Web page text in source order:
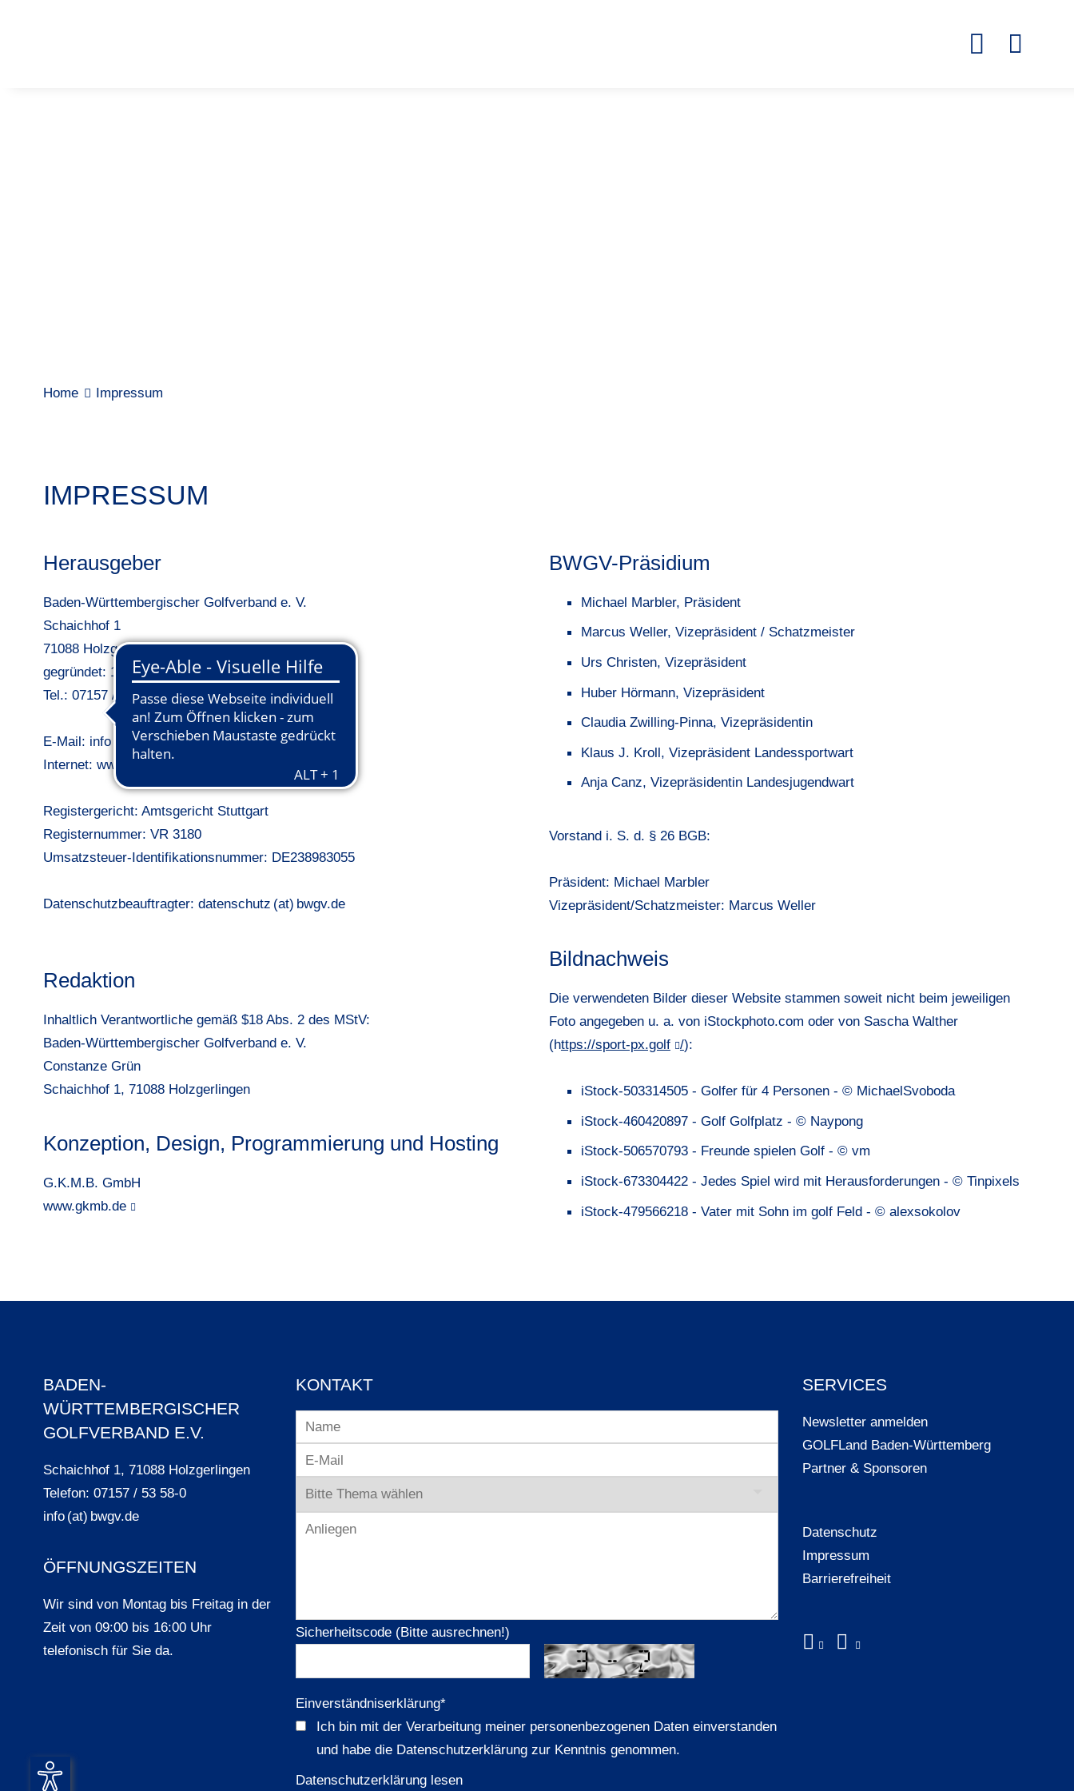
Home Impressum
IMPRESSUM
Herausgeber
Baden-Württembergischer Golfverband e. V.
Schaichhof 1
71088 Holzgerlingen
gegründet: 18. Januar 1975
Tel.: 07157 / 53 58 10
E-Mail: info (at) bwgv.de
Internet: www.bwgv.de
Registergericht: Amtsgericht Stuttgart
Registernummer: VR 3180
Umsatzsteuer-Identifikationsnummer: DE238983055
Datenschutzbeauftragter: datenschutz (at) bwgv.de
Redaktion
Inhaltlich Verantwortliche gemäß $18 Abs. 2 des MStV:
Baden-Württembergischer Golfverband e. V.
Constanze Grün
Schaichhof 1, 71088 Holzgerlingen
Konzeption, Design, Programmierung und Hosting
G.K.M.B. GmbH
www.gkmb.de
BWGV-Präsidium
Michael Marbler, Präsident
Marcus Weller, Vizepräsident / Schatzmeister
Urs Christen, Vizepräsident
Huber Hörmann, Vizepräsident
Claudia Zwilling-Pinna, Vizepräsidentin
Klaus J. Kroll, Vizepräsident Landessportwart
Anja Canz, Vizepräsidentin Landesjugendwart
Vorstand i. S. d. § 26 BGB:
Präsident: Michael Marbler
Vizepräsident/Schatzmeister: Marcus Weller
Bildnachweis
Die verwendeten Bilder dieser Website stammen soweit nicht beim jeweiligen
Foto angegeben u. a. von iStockphoto.com oder von Sascha Walther
(https://sport-px.golf /):
iStock-503314505 - Golfer für 4 Personen - © MichaelSvoboda
iStock-460420897 - Golf Golfplatz - © Naypong
iStock-506570793 - Freunde spielen Golf - © vm
iStock-673304422 - Jedes Spiel wird mit Herausforderungen - © Tinpixels
iStock-479566218 - Vater mit Sohn im golf Feld - © alexsokolov
BADEN-
WÜRTTEMBERGISCHER
GOLFVERBAND E.V.
Schaichhof 1, 71088 Holzgerlingen
Telefon: 07157 / 53 58-0
info (at) bwgv.de
ÖFFNUNGSZEITEN
Wir sind von Montag bis Freitag in der
Zeit von 09:00 bis 16:00 Uhr
telefonisch für Sie da.
KONTAKT
Sicherheitscode (Bitte ausrechnen!)
Einverständniserklärung*
Ich bin mit der Verarbeitung meiner personenbezogenen Daten einverstanden
und habe die Datenschutzerklärung zur Kenntnis genommen.
Datenschutzerklärung lesen
SERVICES
Newsletter anmelden
GOLFLand Baden-Württemberg
Partner & Sponsoren
Datenschutz
Impressum
Barrierefreiheit